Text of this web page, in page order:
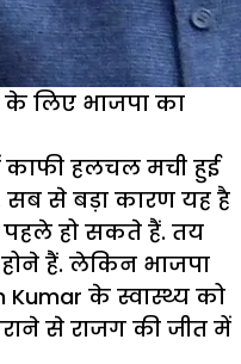
लिए भाजपा का
काफी हलचल मची हुई
से बड़ा कारण यह है
हो सकते हैं. तय
हैं. लेकिन भाजपा
Kumar के स्वास्थ्य को
से राजग की जीत में